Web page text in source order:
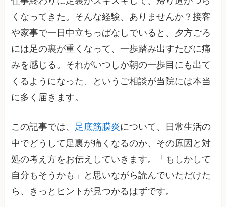
くなってきた。そんな経験、ありませんか？接客
や家事で一日中立ちっぱなしでいると、夕方ごろ
には足の裏が重くなって、一歩踏み出すたびに痛
みを感じる。それがいつしか朝の一歩目にも出て
くるようになった、というご相談が当院には本当
に多く届きます。
この記事では、 足底筋膜炎について、日常生活の
中でどうして足裏が痛くなるのか、その原因と対
処の考え方をお伝えしていきます。「もしかして
自分もそうかも」と思いながら読んでいただけた
ら、きっとヒントが見つかるはずです。